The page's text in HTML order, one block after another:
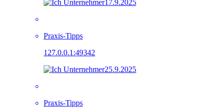
17.9.2025
Praxis-Tipps
127.0.0.1:49342
25.9.2025
Praxis-Tipps